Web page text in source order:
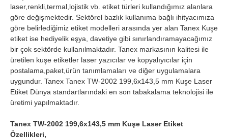
laser,renkli,termal,lojistik vb. etiket türleri kullandığımız alanlara
göre değişmektedir. Sektörel bazlık kullanıma bağlı ihityacımıza
göre belirlediğimiz etiket modelleri arasında yer alan Tanex Kuşe
etiket ise hediyelik eşya, davetiye gibi sınırlandıramayacağımız
bir çok sektörde kullanılmaktadır. Tanex markasının kalitesi ile
üretilen kuşe etiketler laser yazıcılar ve kopyalıyıcılar için
postalama,paket,ürün tanımlamaları ve diğer uygulamalara
uygundur. Tanex Tanex TW-2002 199,6x143,5 mm Kuşe Laser
Etiket Dünya standartlarındaki en son tabakalama teknolojisi ile
üretimi yapılmaktadır.
Tanex TW-2002 199,6x143,5 mm Kuşe Laser Etiket
Özellikleri,